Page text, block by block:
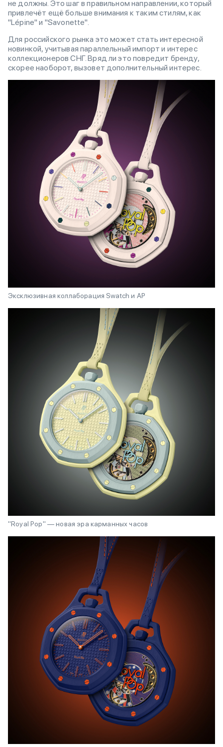
не должны. Это шаг в правильном направлении, который
привлечёт ещё больше внимания к таким стилям, как
"Lépine" и "Savonette".
Для российского рынка это может стать интересной
новинкой, учитывая параллельный импорт и интерес
коллекционеров СНГ. Вряд ли это повредит бренду,
скорее наоборот, вызовет дополнительный интерес.
Эксклюзивная коллаборация Swatch и AP
"Royal Pop" — новая эра карманных часов